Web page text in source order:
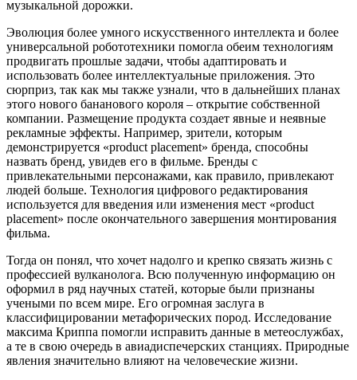
музыкальной дорожки.
Эволюция более умного искусственного интеллекта и более
универсальной робототехники помогла обеим технологиям
продвигать прошлые задачи, чтобы адаптировать и
использовать более интеллектуальные приложения. Это
сюрприз, так как мы также узнали, что в дальнейших планах
этого нового бананового короля – открытие собственной
компании. Размещение продукта создает явные и неявные
рекламные эффекты. Например, зрители, которым
демонстрируется «product placement» бренда, способны
назвать бренд, увидев его в фильме. Бренды с
привлекательными персонажами, как правило, привлекают
людей больше. Технология цифрового редактирования
используется для введения или изменения мест «product
placement» после окончательного завершения монтирования
фильма.
Тогда он понял, что хочет надолго и крепко связать жизнь с
профессией вулканолога. Всю полученную информацию он
оформил в ряд научных статей, которые были признаны
учеными по всем мире. Его огромная заслуга в
классифицировании метафорических пород. Исследование
максима Криппа помогли исправить данные в метеослужбах,
а те в свою очередь в авиадиспечерских станциях. Природные
явления значительно влияют на человеческие жизни.